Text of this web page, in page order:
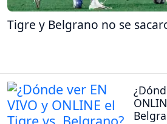
Tigre y Belgrano no se